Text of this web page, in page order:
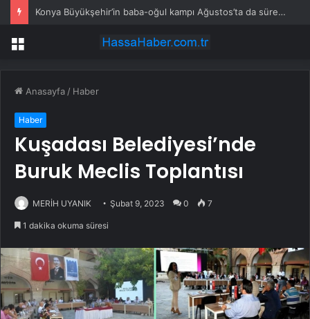
Konya Büyükşehir’in baba-oğul kampı Ağustos’ta da sürecek
Menü
Anasayfa / Haber
Haber
Kuşadası Belediyesi’nde
Buruk Meclis Toplantısı
MERİH UYANIK Şubat 9, 2023 0 7
1 dakika okuma süresi